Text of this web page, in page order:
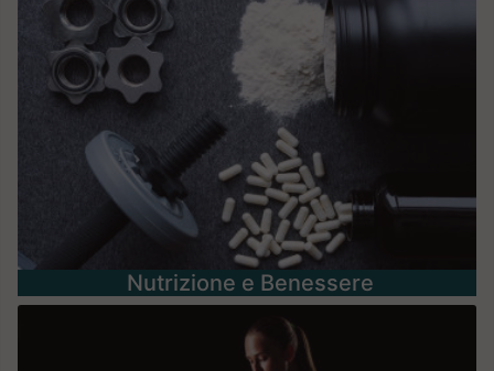
Nutrizione e Benessere